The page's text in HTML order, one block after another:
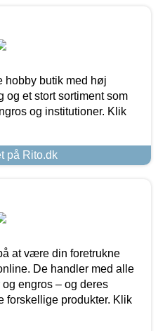
hobby butik med høj
og et stort sortiment som
og institutioner. Klik
på Rito.dk
at være din foretrukne
De handler med alle
engros – og deres
forskellige produkter. Klik